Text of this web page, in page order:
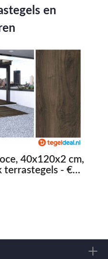
en
40x120x2 cm,
terrastegels - €